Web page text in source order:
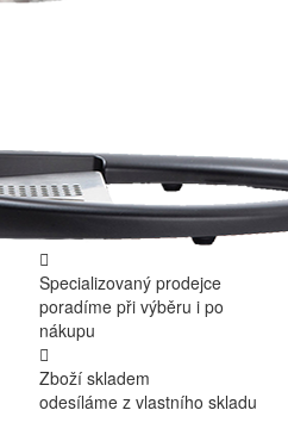
Specializovaný prodejce
poradíme při výběru i po
nákupu
Zboží skladem
odesíláme z vlastního skladu